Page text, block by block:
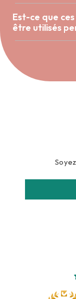
Est-ce que
être utilisés